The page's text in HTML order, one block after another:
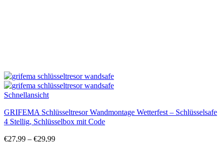
Schnellansicht
GRIFEMA Schlüsseltresor Wandmontage Wetterfest – Schlüsselsafe
4 Stellig, Schlüsselbox mit Code
€27,99 – €29,99